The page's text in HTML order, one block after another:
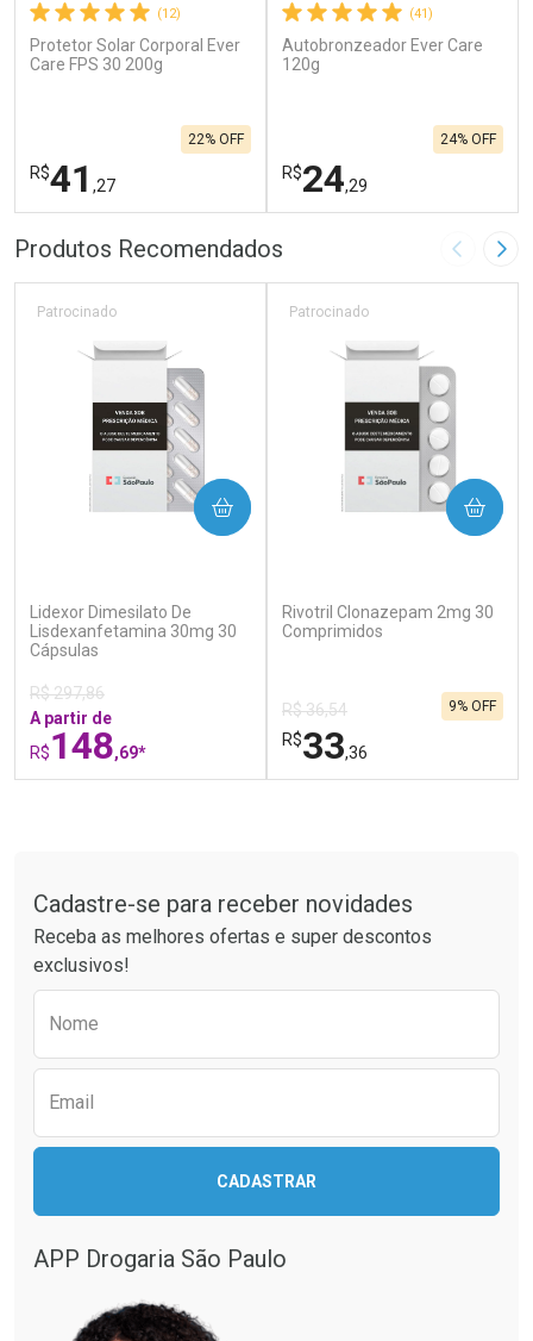
(12)
Protetor Solar Corporal Ever
Care FPS 30 200g
R$41 ,27
22% OFF
FECHAR
Laboratório
Ativar Desconto
Comprar sem Desconto
Por R$ 41,27/cada
FECHAR
Por Menos
Comprar sem Desconto
(41)
Autobronzeador Ever Care
120g
R$24,29
24% OFF
Laboratório
Ativar Desconto
Por R$ 24,29/cada
Por Menos
Produtos Recomendados Imagem
Lidexor Dimesilato De
Lisdexanfetamina 30mg 30
Cápsulas
Patrocinado
R$ 297,86
A partir de
R$148,69*
COMPRAR
Comprar sem Desconto
Por R$ 294,88/cada
Comprar sem Desconto
Rivotril Clonazepam 2mg 30
Comprimidos
Patrocinado
R$ 36,54
R$33,36
9% OFF
COMPRAR
Ativar Desconto
Comprar sem Desconto
Cadastre-se para receber novidades
Receba as melhores ofertas e super descontos
exclusivos!
Nome
Email
CADASTRAR
APP Drogaria São Paulo